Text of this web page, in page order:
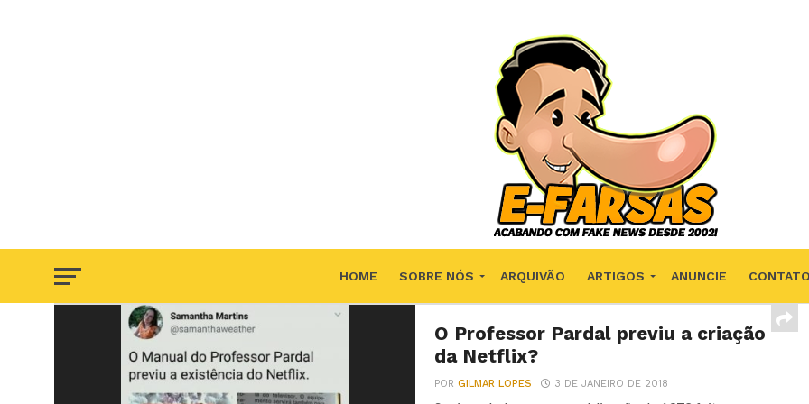
HOME SOBRE NÓS ARQUIVÃO ARTIGOS ANUNCIE CONTATO
O Professor Pardal previu a criação
da Netflix?
PORGILMAR LOPES 3 DE JANEIRO DE 2018